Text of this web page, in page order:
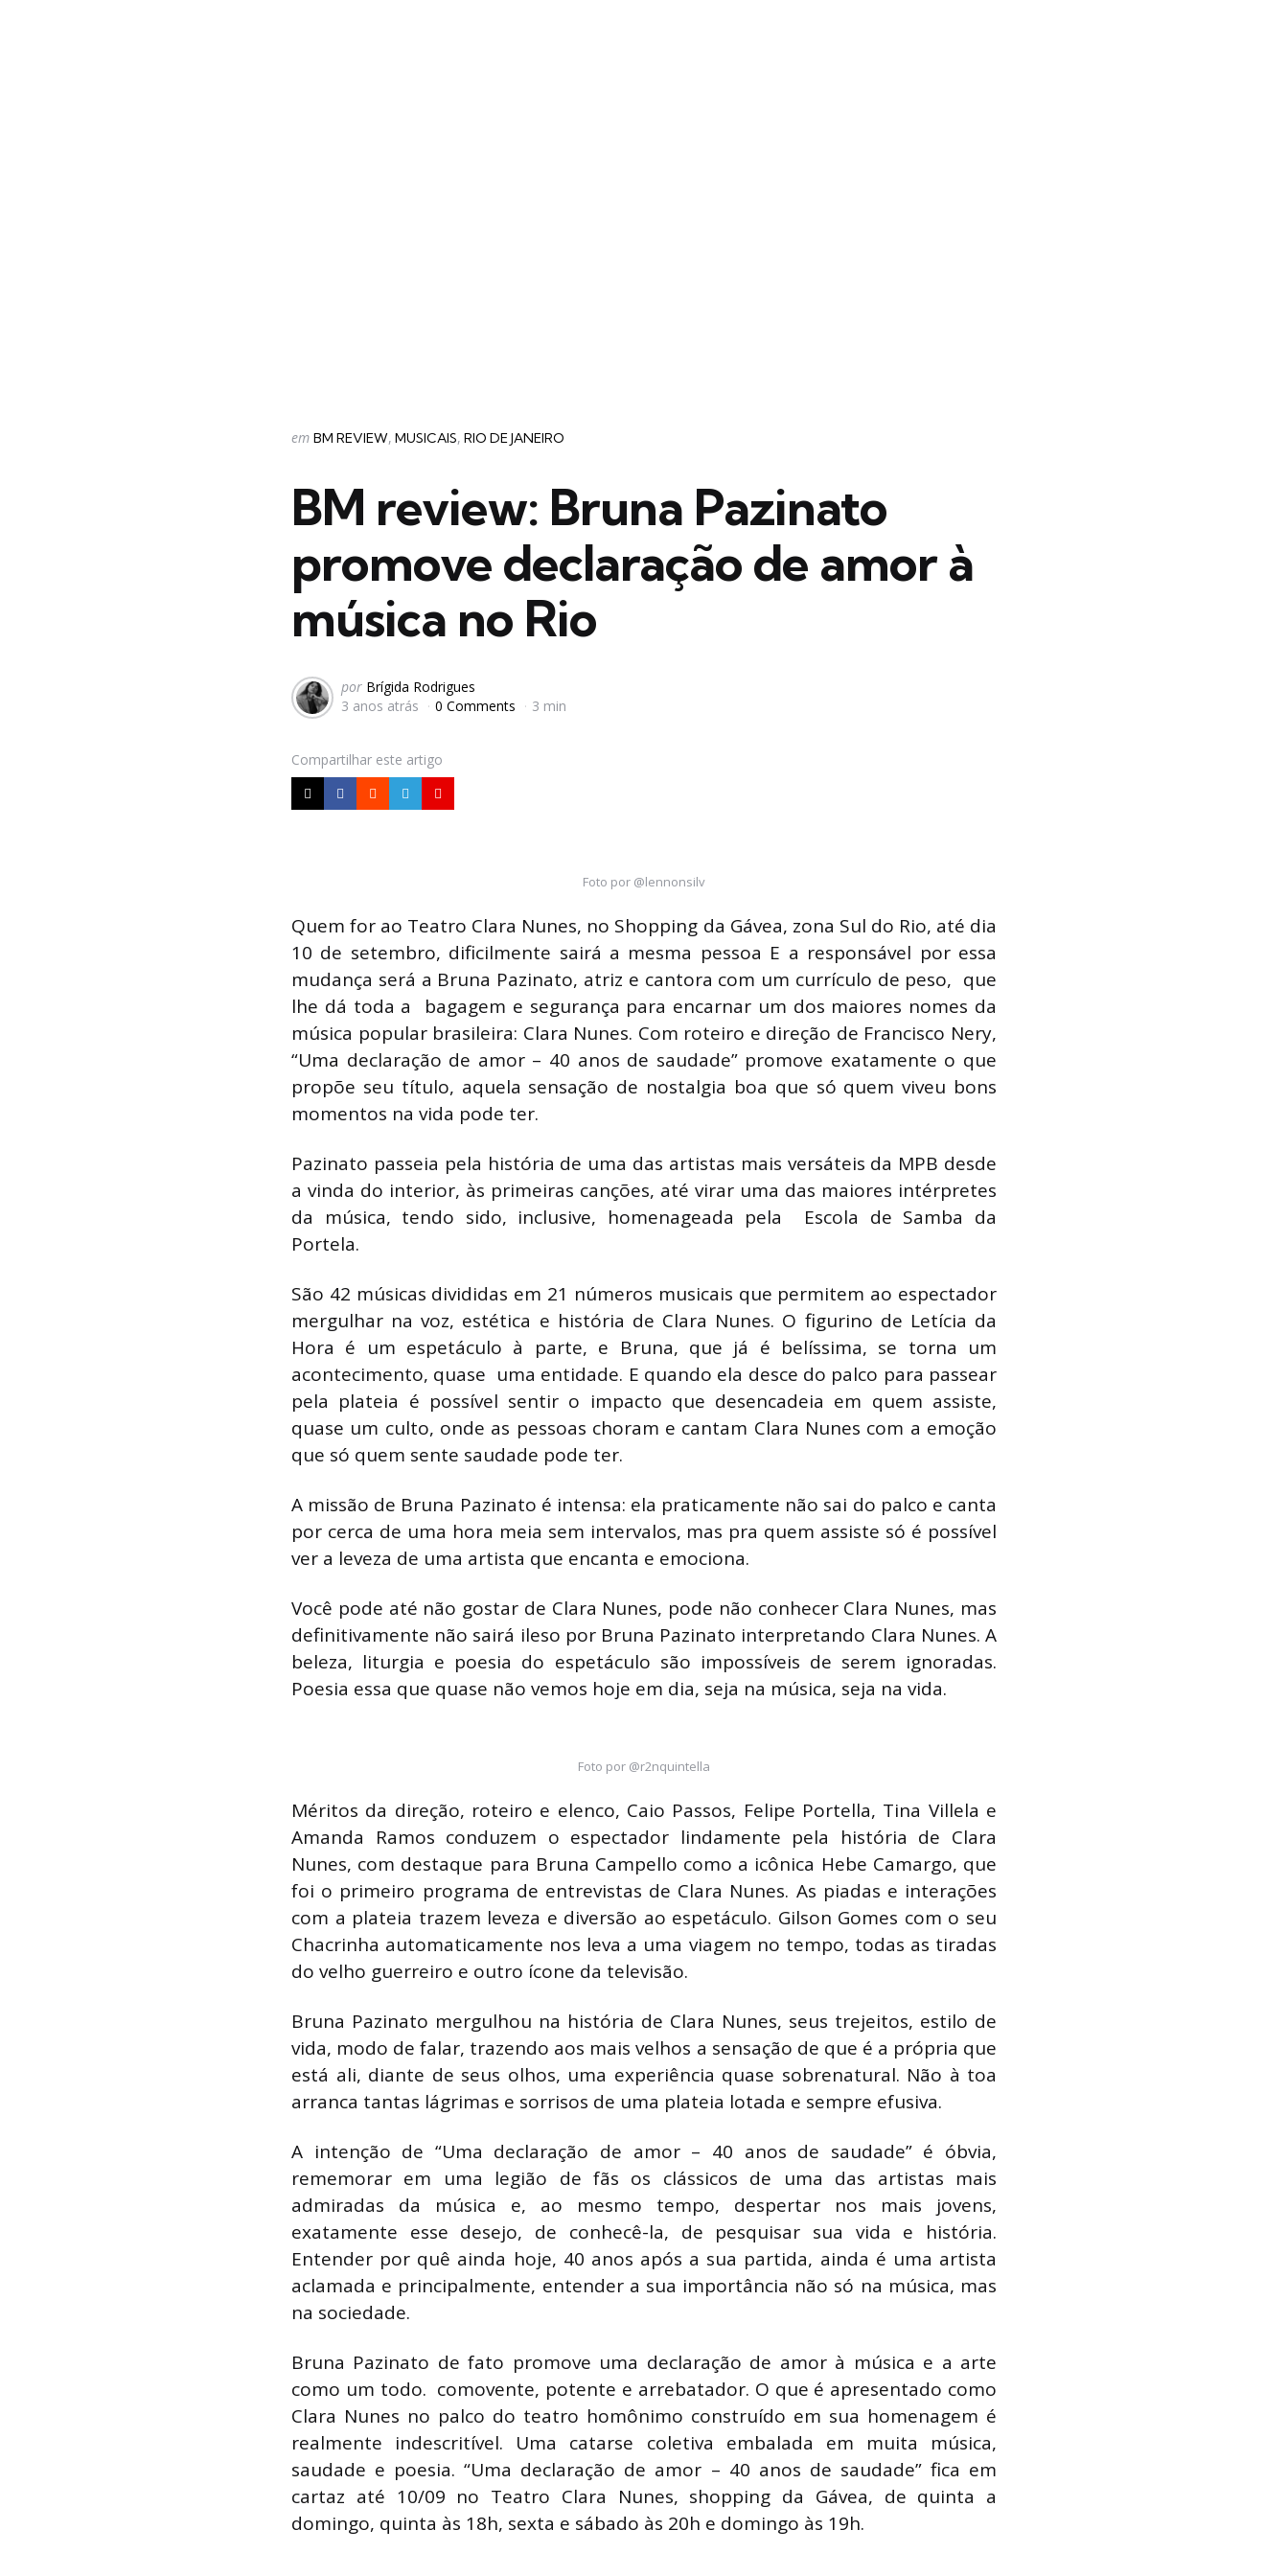
Categorias
Postado
em BM REVIEW MUSICAIS RIO DE JANEIRO
BM review: Bruna Pazinato
promove declaração de amor à
música no Rio
Postado
por
por Brígida Rodrigues
3 anos atrás
0 Comments 3 min
Compartilhar este artigo
Foto por @lennonsilv
Quem for ao Teatro Clara Nunes, no Shopping da Gávea, zona Sul do Rio, até dia
10 de setembro, dificilmente sairá a mesma pessoa E a responsável por essa
mudança será a Bruna Pazinato, atriz e cantora com um currículo de peso, que
lhe dá toda a bagagem e segurança para encarnar um dos maiores nomes da
música popular brasileira: Clara Nunes. Com roteiro e direção de Francisco Nery,
“Uma declaração de amor – 40 anos de saudade” promove exatamente o que
propõe seu título, aquela sensação de nostalgia boa que só quem viveu bons
momentos na vida pode ter.
Pazinato passeia pela história de uma das artistas mais versáteis da MPB desde
a vinda do interior, às primeiras canções, até virar uma das maiores intérpretes
da música, tendo sido, inclusive, homenageada pela Escola de Samba da
Portela.
São 42 músicas divididas em 21 números musicais que permitem ao espectador
mergulhar na voz, estética e história de Clara Nunes. O figurino de Letícia da
Hora é um espetáculo à parte, e Bruna, que já é belíssima, se torna um
acontecimento, quase uma entidade. E quando ela desce do palco para passear
pela plateia é possível sentir o impacto que desencadeia em quem assiste,
quase um culto, onde as pessoas choram e cantam Clara Nunes com a emoção
que só quem sente saudade pode ter.
A missão de Bruna Pazinato é intensa: ela praticamente não sai do palco e canta
por cerca de uma hora meia sem intervalos, mas pra quem assiste só é possível
ver a leveza de uma artista que encanta e emociona.
Você pode até não gostar de Clara Nunes, pode não conhecer Clara Nunes, mas
definitivamente não sairá ileso por Bruna Pazinato interpretando Clara Nunes. A
beleza, liturgia e poesia do espetáculo são impossíveis de serem ignoradas.
Poesia essa que quase não vemos hoje em dia, seja na música, seja na vida.
Foto por @r2nquintella
Méritos da direção, roteiro e elenco, Caio Passos, Felipe Portella, Tina Villela e
Amanda Ramos conduzem o espectador lindamente pela história de Clara
Nunes, com destaque para Bruna Campello como a icônica Hebe Camargo, que
foi o primeiro programa de entrevistas de Clara Nunes. As piadas e interações
com a plateia trazem leveza e diversão ao espetáculo. Gilson Gomes com o seu
Chacrinha automaticamente nos leva a uma viagem no tempo, todas as tiradas
do velho guerreiro e outro ícone da televisão.
Bruna Pazinato mergulhou na história de Clara Nunes, seus trejeitos, estilo de
vida, modo de falar, trazendo aos mais velhos a sensação de que é a própria que
está ali, diante de seus olhos, uma experiência quase sobrenatural. Não à toa
arranca tantas lágrimas e sorrisos de uma plateia lotada e sempre efusiva.
A intenção de “Uma declaração de amor – 40 anos de saudade” é óbvia,
rememorar em uma legião de fãs os clássicos de uma das artistas mais
admiradas da música e, ao mesmo tempo, despertar nos mais jovens,
exatamente esse desejo, de conhecê-la, de pesquisar sua vida e história.
Entender por quê ainda hoje, 40 anos após a sua partida, ainda é uma artista
aclamada e principalmente, entender a sua importância não só na música, mas
na sociedade.
Bruna Pazinato de fato promove uma declaração de amor à música e a arte
como um todo. comovente, potente e arrebatador. O que é apresentado como
Clara Nunes no palco do teatro homônimo construído em sua homenagem é
realmente indescritível. Uma catarse coletiva embalada em muita música,
saudade e poesia. “Uma declaração de amor – 40 anos de saudade” fica em
cartaz até 10/09 no Teatro Clara Nunes, shopping da Gávea, de quinta a
domingo, quinta às 18h, sexta e sábado às 20h e domingo às 19h.